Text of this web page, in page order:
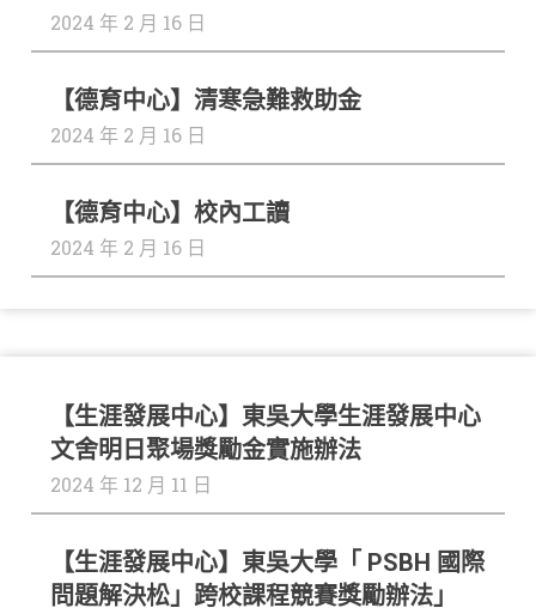
2024 年 2 月 16 日
【德育中心】清寒急難救助金
2024 年 2 月 16 日
【德育中心】校內工讀
2024 年 2 月 16 日
金
查
看
更
多
【生涯發展中心】東吳大學生涯發展中心
文舍明日聚場獎勵金實施辦法
2024 年 12 月 11 日
【生涯發展中心】東吳大學「 PSBH 國際
問題解決松」跨校課程競賽獎勵辦法」